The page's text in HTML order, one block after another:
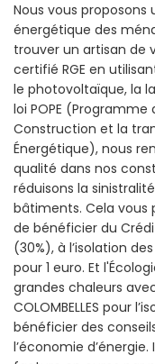
Nous vous
énergétique des
trouver un artisan de
certifié RGE en
le photovoltaïque, la
loi POPE
Construction et la
Énergétique), nous
qualité dans nos
réduisons la
bâtiments. Cela vous
de bénéficier du
(30%), à l’isolation
pour 1 euro. Et
grandes chaleurs
COLOMBELLES pour
bénéficier des
l’économie